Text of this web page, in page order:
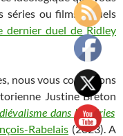
séries ou films actuels
dernier duel de Ridley
nous vous conseillons
Justine Breton
dans les séries
Rabelais (2023). A